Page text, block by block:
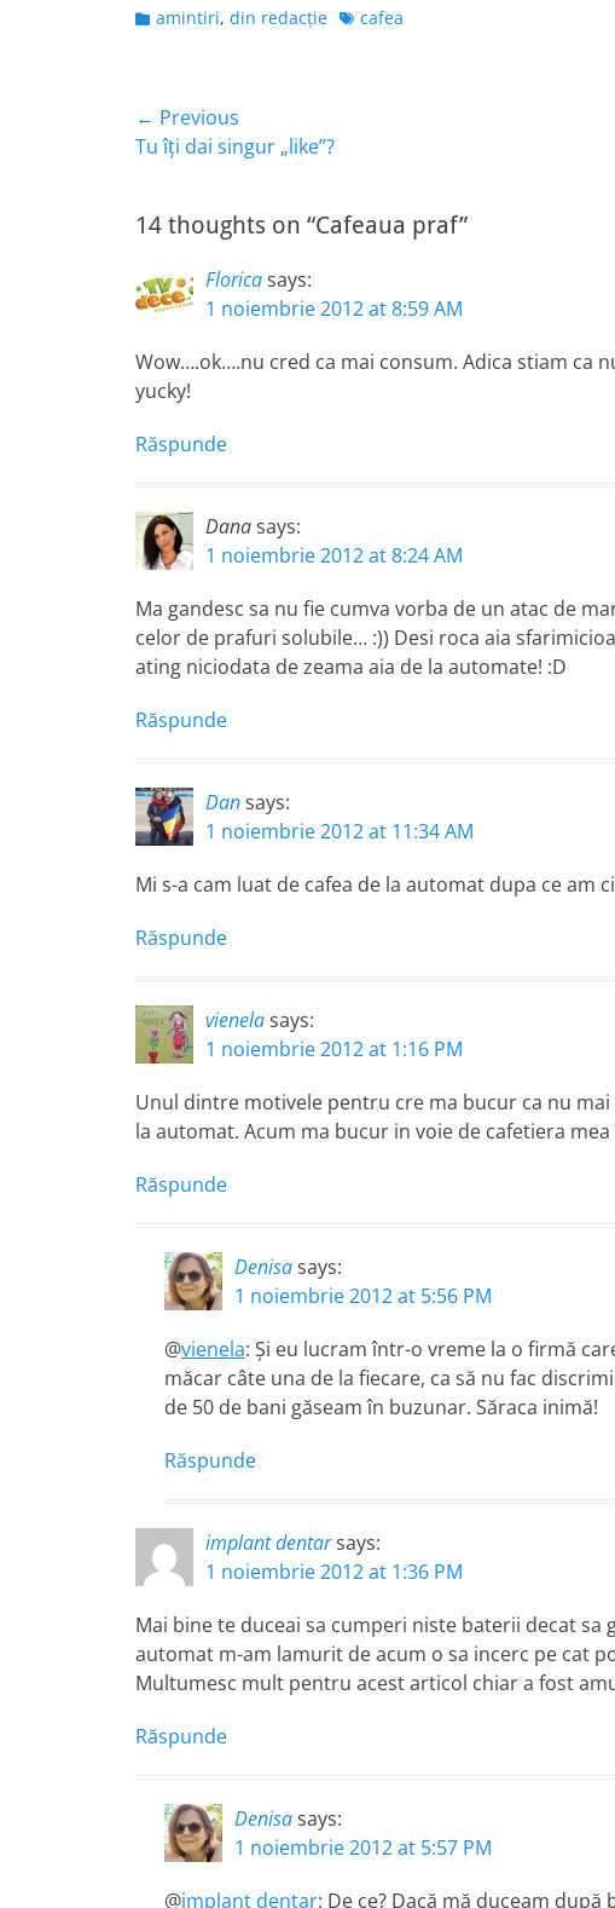
Categories
amintiri, din redacție Tagscafea
Navigare
în
articole
← Previous
Previous
Tu îţi dai singur „like”?
14 thoughts on “Cafeaua praf”
Floricasays:
1 noiembrie 2012 at 8:59 AM
Wow….ok….nu cred ca mai consum. Adica stiam ca
yucky!
Răspunde
Danasays:
1 noiembrie 2012 at 8:24 AM
Ma gandesc sa nu fie cumva vorba de un atac de
celor de prafuri solubile… :)) Desi roca aia
ating niciodata de zeama aia de la automate! :D
Răspunde
Dansays:
1 noiembrie 2012 at 11:34 AM
Mi s-a cam luat de cafea de la automat dupa ce am
Răspunde
vienelasays:
1 noiembrie 2012 at 1:16 PM
Unul dintre motivele pentru cre ma bucur ca nu
la automat. Acum ma bucur in voie de cafetiera
Răspunde
Denisasays:
1 noiembrie 2012 at 5:56 PM
@vienela: Şi eu lucram într-o vreme la o firmă
măcar câte una de la fiecare, ca să nu fac
de 50 de bani găseam în buzunar. Săraca inimă!
Răspunde
implant dentarsays:
1 noiembrie 2012 at 1:36 PM
Mai bine te duceai sa cumperi niste baterii decat
automat m-am lamurit de acum o sa incerc pe cat
Multumesc mult pentru acest articol chiar a fost
Răspunde
Denisasays:
1 noiembrie 2012 at 5:57 PM
@implant dentar: De ce? Dacă mă duceam după